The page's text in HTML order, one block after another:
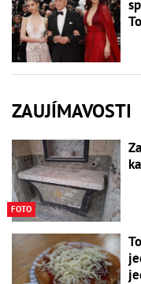
ZAUJÍMAVOSTI
FOTO